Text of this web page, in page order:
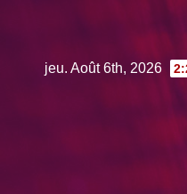
jeu. Août 6th, 2026